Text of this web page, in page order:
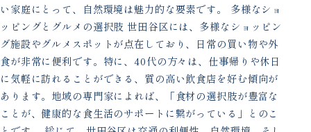
い家庭にとって、自然環境は魅力的な要素です。 多様なショ
ッピングとグルメの選択肢 世田谷区には、多様なショッピン
グ施設やグルメスポットが点在しており、日常の買い物や外
食が非常に便利です。特に、40代の方々は、仕事帰りや休日
に気軽に訪れることができる、質の高い飲食店を好む傾向が
あります。地域の専門家によれば、「食材の選択肢が豊富な
ことが、健康的な食生活のサポートに繋がっている」とのこ